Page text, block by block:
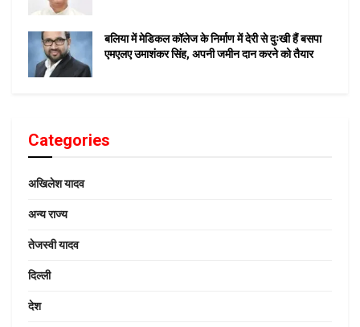
बलिया में मेडिकल कॉलेज के निर्माण में देरी से दुःखी हैं बसपा
एमएलए उमाशंकर सिंह, अपनी जमीन दान करने को तैयार
Categories
अखिलेश यादव
अन्य राज्य
तेजस्वी यादव
दिल्ली
देश